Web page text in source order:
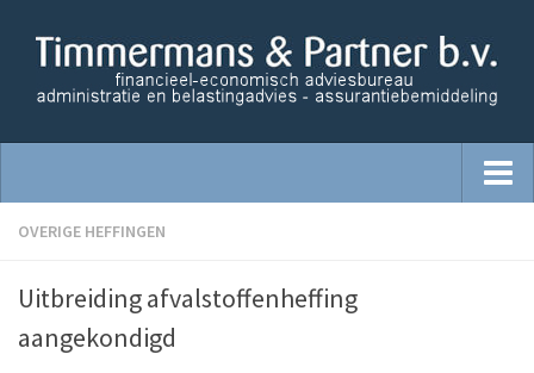
Home
Administratie
Advisering
OVERIGE HEFFINGEN
Uitbreiding afvalstoffenheffing
aangekondigd